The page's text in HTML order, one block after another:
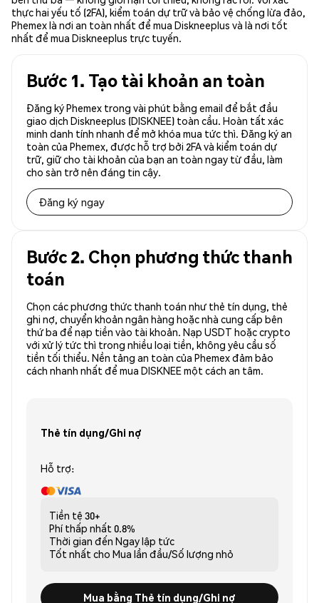
thực hai yếu tố (2FA), kiểm toán dự trữ và bảo vệ chống lừa đảo,
Phemex là nơi an toàn nhất để mua Diskneeplus và là nơi tốt
nhất để mua Diskneeplus trực tuyến.
Bước 1. Tạo tài khoản an toàn
Đăng ký Phemex trong vài phút bằng email để bắt đầu
giao dịch Diskneeplus (DISKNEE) toàn cầu. Hoàn tất xác
minh danh tính nhanh để mở khóa mua tức thì. Đăng ký an
toàn của Phemex, được hỗ trợ bởi 2FA và kiểm toán dự
trữ, giữ cho tài khoản của bạn an toàn ngay từ đầu, làm
cho sàn trở nên đáng tin cậy.
Đăng ký ngay
Bước 2. Chọn phương thức thanh
toán
Chọn các phương thức thanh toán như thẻ tín dụng, thẻ
ghi nợ, chuyển khoản ngân hàng hoặc nhà cung cấp bên
thứ ba để nạp tiền vào tài khoản. Nạp USDT hoặc crypto
với xử lý tức thì trong nhiều loại tiền, không yêu cầu số
tiền tối thiểu. Nền tảng an toàn của Phemex đảm bảo
cách nhanh nhất để mua DISKNEE một cách an tâm.
Thẻ tín dụng/Ghi nợ
Hỗ trợ:
Tiền tệ 30+
Phí thấp nhất 0.8%
Thời gian đến Ngay lập tức
Tốt nhất cho Mua lần đầu/Số lượng nhỏ
Mua bằng Thẻ tín dụng/Ghi nợ